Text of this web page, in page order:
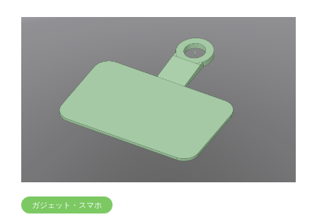
ガジェット・スマホ